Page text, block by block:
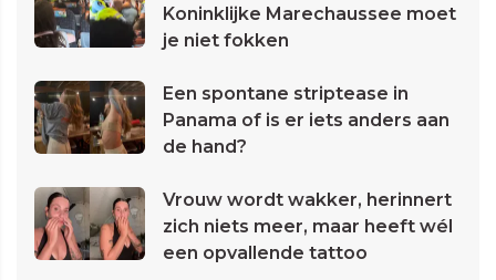
Koninklijke Marechaussee moet
je niet fokken
Een spontane striptease in
Panama of is er iets anders aan
de hand?
Vrouw wordt wakker, herinnert
zich niets meer, maar heeft wél
een opvallende tattoo